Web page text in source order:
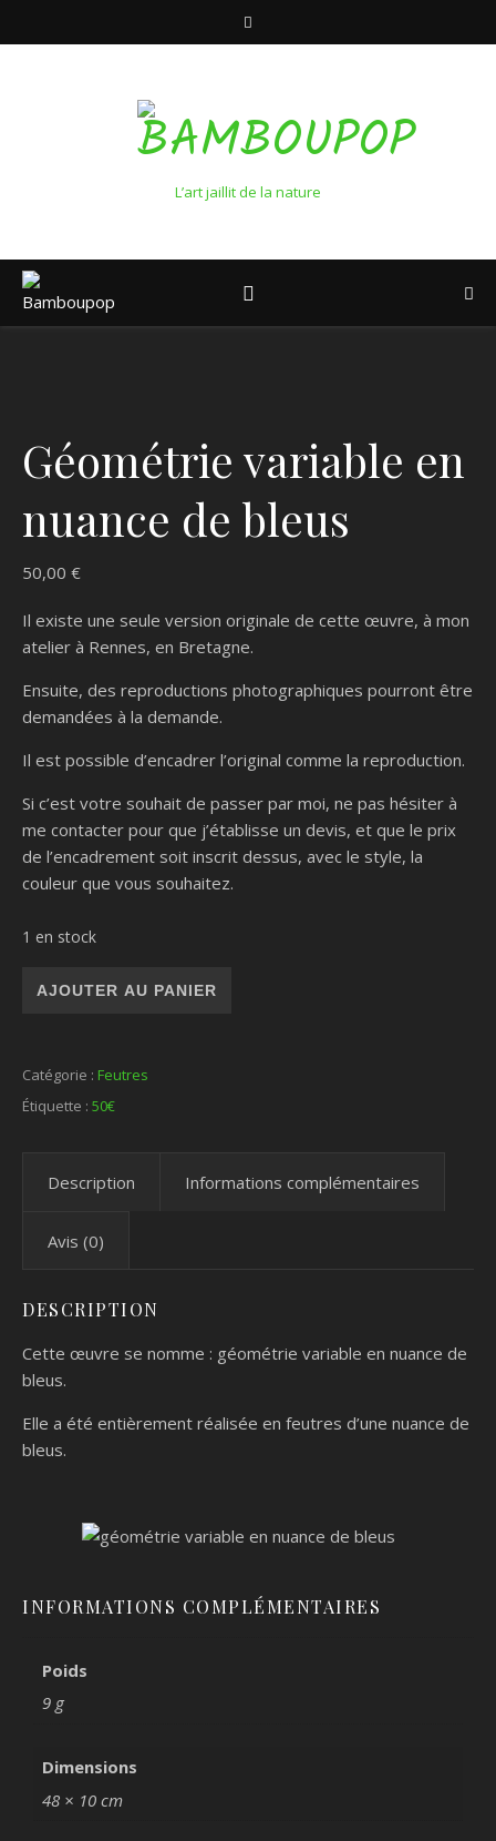
L’art jaillit de la nature
Géométrie variable en
nuance de bleus
50,00 €
Il existe une seule version originale de cette œuvre, à mon
atelier à Rennes, en Bretagne.
Ensuite, des reproductions photographiques pourront être
demandées à la demande.
Il est possible d’encadrer l’original comme la reproduction.
Si c’est votre souhait de passer par moi, ne pas hésiter à
me contacter pour que j’établisse un devis, et que le prix
de l’encadrement soit inscrit dessus, avec le style, la
couleur que vous souhaitez.
1 en stock
quantité de Géométrie variable en nuance de bleus
AJOUTER AU PANIER
Catégorie : Feutres
Étiquette : 50€
Description Informations complémentaires
Avis (0)
DESCRIPTION
Cette œuvre se nomme : géométrie variable en nuance de
bleus.
Elle a été entièrement réalisée en feutres d’une nuance de
bleus.
INFORMATIONS COMPLÉMENTAIRES
Poids
9 g
Dimensions
48 × 10 cm